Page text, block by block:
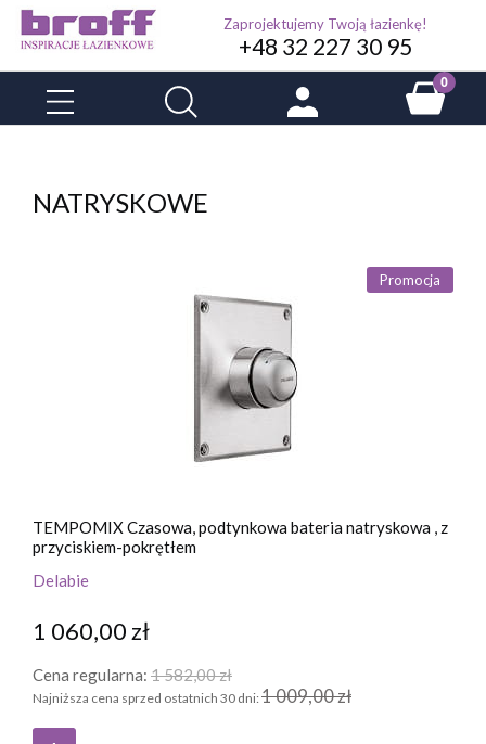
Zaprojektujemy Twoją łazienkę!
+48 32 227 30 95
NATRYSKOWE
TEMPOMIX Czasowa, podtynkowa bateria natryskowa , z
przyciskiem-pokrętłem
Delabie
1 060,00 zł
Cena regularna: 1 582,00 zł
Najniższa cena sprzed ostatnich 30 dni: 1 009,00 zł
Promocja